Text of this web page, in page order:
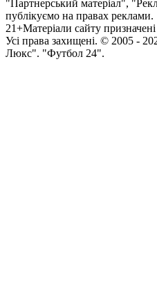
"Партнерський матеріал",
публікуємо на правах реклами.
21+Матеріали сайту
Усi права захищенi. © 2005 -
Люкс". "Футбол 24".